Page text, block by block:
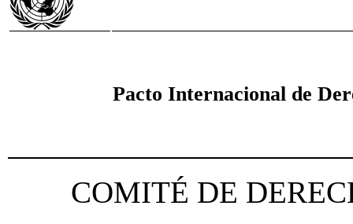
Pacto Internacional de
COMITÉ DE